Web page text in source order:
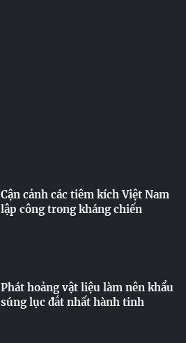
Cận cảnh các tiêm kích Việt Nam
lập công trong kháng chiến
Phát hoảng vật liệu làm nên khẩu
súng lục đắt nhất hành tinh